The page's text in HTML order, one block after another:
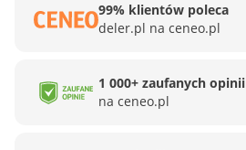
99% klientów poleca
deler.pl na ceneo.pl
1 000+ zaufanych opinii
na ceneo.pl